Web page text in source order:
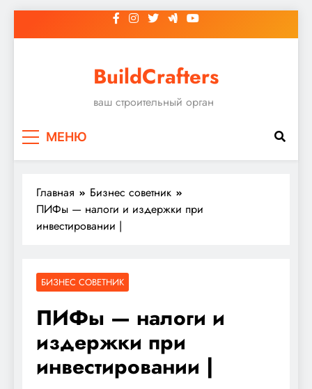
к
BuildCrafters
ваш строительный орган
МЕНЮ
Главная
Бизнес советник
ПИФы — налоги и издержки при
инвестировании |
БИЗНЕС СОВЕТНИК
ПИФы — налоги и
издержки при
инвестировании |